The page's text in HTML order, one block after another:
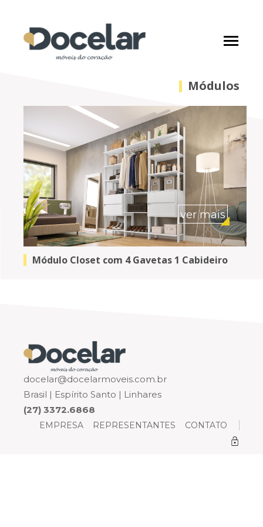
Módulos
ver mais
Módulo Closet com 4 Gavetas 1 Cabideiro
docelar@docelarmoveis.com.br
Brasil | Espírito Santo | Linhares
(27) 3372.6868
EMPRESA REPRESENTANTES CONTATO